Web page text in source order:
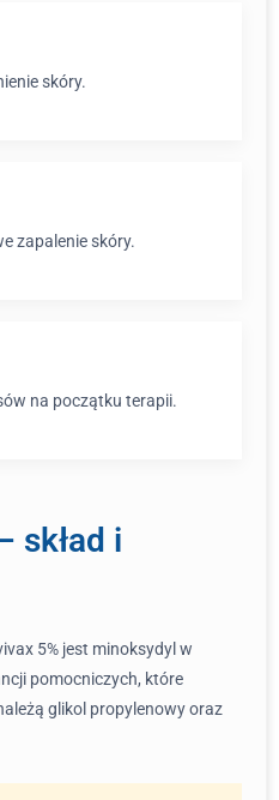
skóry.
zapalenie skóry.
na początku terapii.
skład i
5% jest minoksydyl w
pomocniczych, które
glikol propylenowy oraz